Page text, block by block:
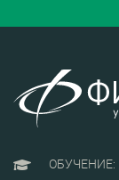
ОБУЧЕНИЕ: